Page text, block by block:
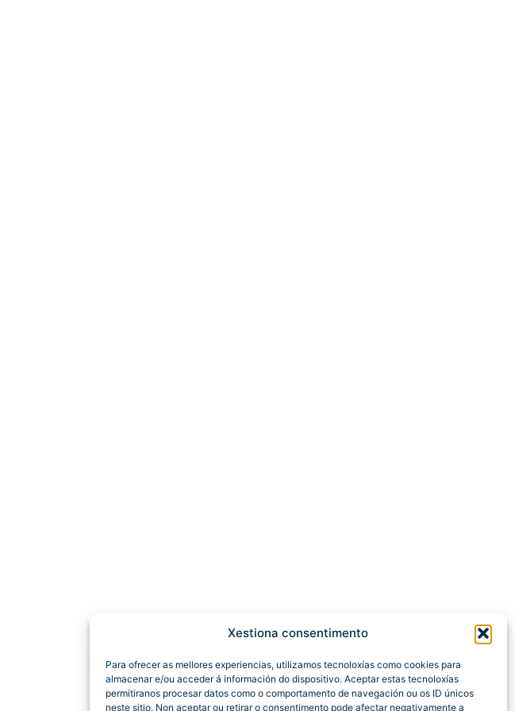
Xestiona consentimento
Para ofrecer as mellores experiencias, utilizamos tecnoloxías como cookies para
almacenar e/ou acceder á información do dispositivo. Aceptar estas tecnoloxías
permitiranos procesar datos como o comportamento de navegación ou os ID únicos
neste sitio. Non aceptar ou retirar o consentimento pode afectar negativamente a